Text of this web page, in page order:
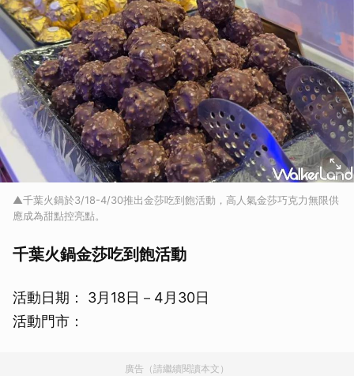
▲千葉火鍋於3/18-4/30推出金莎吃到飽活動，高人氣金莎巧克力無限供
應成為甜點控亮點。
千葉火鍋金莎吃到飽活動
活動日期： 3月18日－4月30日
活動門市：
廣告（請繼續閱讀本文）